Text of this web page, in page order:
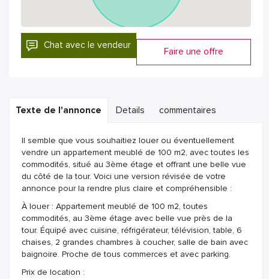
Chat avec le vendeur
Faire une offre
Texte de l'annonce Details commentaires
Il semble que vous souhaitiez louer ou éventuellement
vendre un appartement meublé de 100 m2, avec toutes les
commodités, situé au 3ème étage et offrant une belle vue
du côté de la tour. Voici une version révisée de votre
annonce pour la rendre plus claire et compréhensible :
À louer : Appartement meublé de 100 m2, toutes
commodités, au 3ème étage avec belle vue près de la
tour. Équipé avec cuisine, réfrigérateur, télévision, table, 6
chaises, 2 grandes chambres à coucher, salle de bain avec
baignoire. Proche de tous commerces et avec parking.
Prix de location :